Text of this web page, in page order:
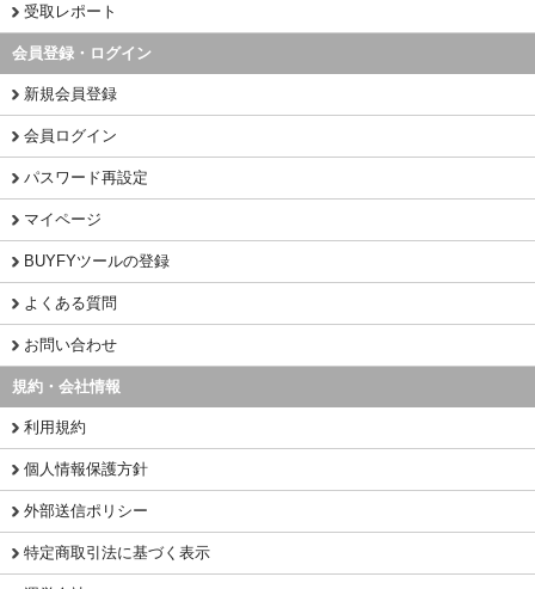
受取レポート
会員登録・ログイン
新規会員登録
会員ログイン
パスワード再設定
マイページ
BUYFYツールの登録
よくある質問
お問い合わせ
規約・会社情報
利用規約
個人情報保護方針
外部送信ポリシー
特定商取引法に基づく表示